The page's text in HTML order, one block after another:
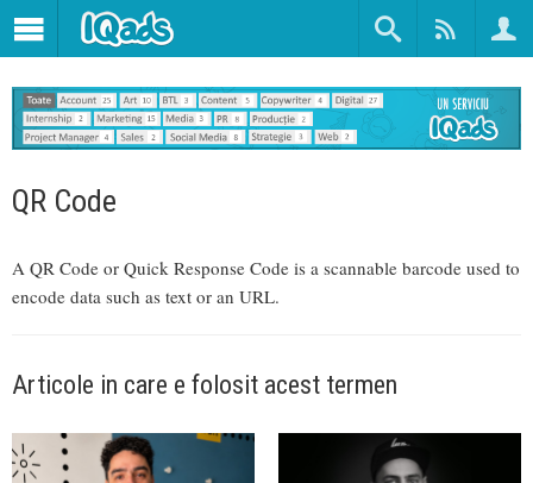
QR Code
A QR Code or Quick Response Code is a scannable barcode used to
encode data such as text or an URL.
Articole in care e folosit acest termen